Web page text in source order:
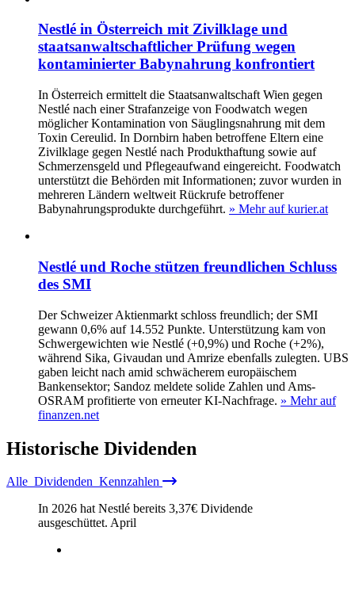
Nestlé in Österreich mit Zivilklage und
staatsanwaltschaftlicher Prüfung wegen
kontaminierter Babynahrung konfrontiert
In Österreich ermittelt die Staatsanwaltschaft Wien gegen
Nestlé nach einer Strafanzeige von Foodwatch wegen
möglicher Kontamination von Säuglingsnahrung mit dem
Toxin Cereulid. In Dornbirn haben betroffene Eltern eine
Zivilklage gegen Nestlé nach Produkthaftung sowie auf
Schmerzensgeld und Pflegeaufwand eingereicht. Foodwatch
unterstützt die Behörden mit Informationen; zuvor wurden in
mehreren Ländern weltweit Rückrufe betroffener
Babynahrungsprodukte durchgeführt. » Mehr auf kurier.at
Nestlé und Roche stützen freundlichen Schluss
des SMI
Der Schweizer Aktienmarkt schloss freundlich; der SMI
gewann 0,6% auf 14.552 Punkte. Unterstützung kam von
Schwergewichten wie Nestlé (+0,9%) und Roche (+2%),
während Sika, Givaudan und Amrize ebenfalls zulegten. UBS
gaben leicht nach amid schwächerem europäischem
Bankensektor; Sandoz meldete solide Zahlen und Ams-
OSRAM profitierte von erneuter KI-Nachfrage. » Mehr auf
finanzen.net
Historische Dividenden
Alle Dividenden Kennzahlen
In 2026 hat Nestlé bereits 3,37€ Dividende
ausgeschüttet. April